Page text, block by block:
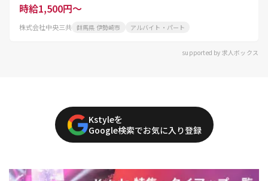
時給1,500円～
株式会社中央三共 群馬県 伊勢崎市 アルバイト・パート
supported by 求人ボックス
Kstyleを
Google検索でお気に入り登録